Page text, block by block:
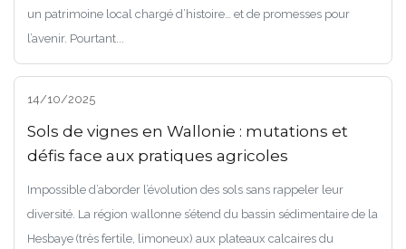
un patrimoine local chargé d’histoire… et de promesses pour
l’avenir. Pourtant...
14/10/2025
Sols de vignes en Wallonie : mutations et
défis face aux pratiques agricoles
Impossible d’aborder l’évolution des sols sans rappeler leur
diversité. La région wallonne s’étend du bassin sédimentaire de la
Hesbaye (très fertile, limoneux) aux plateaux calcaires du